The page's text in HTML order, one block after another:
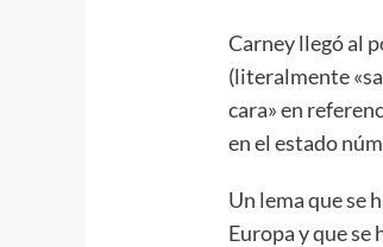
Carney llegó al
(literalmente
cara» en
en el estado
Un lema que se
Europa y que